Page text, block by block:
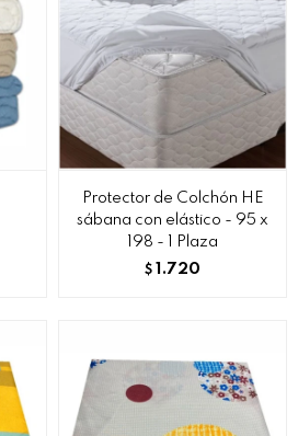
Protector de Colchón HE
sábana con elástico - 95 x
198 - 1 Plaza
$ 1.720